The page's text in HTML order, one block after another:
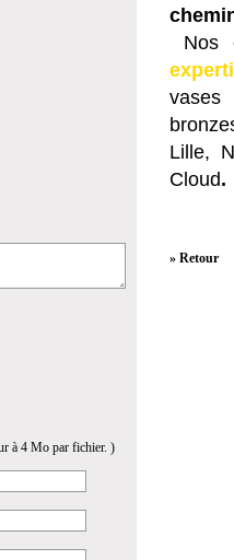
à 4 Mo par fichier. )
Nos
vases
Lille,
Cloud.
» Retour